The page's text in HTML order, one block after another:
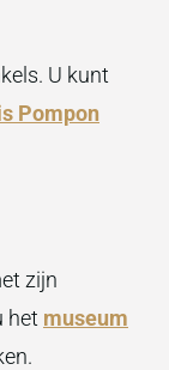
U kunt
Pompon
zijn
het museum